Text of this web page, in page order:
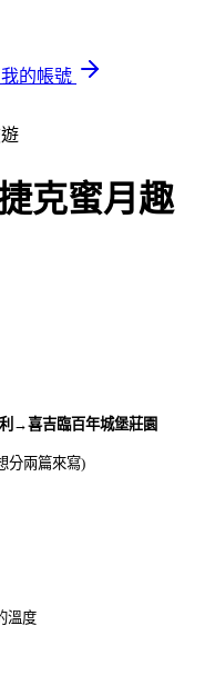
我的帳號
克蜜月趣
→喜吉臨百年城堡莊園
分兩篇來寫)
溫度